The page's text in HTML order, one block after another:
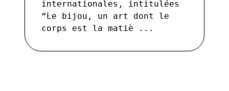
internationales, intitulées
“Le bijou, un art dont le
corps est la matiè ...